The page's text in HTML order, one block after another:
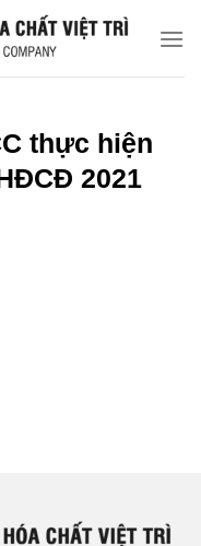
thực hiện
2021